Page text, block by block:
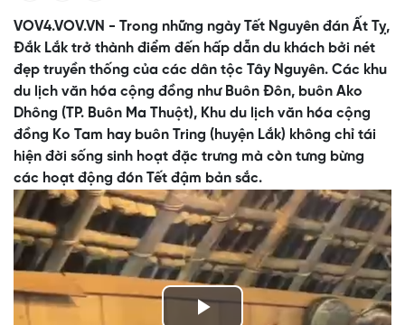
VOV4.VOV.VN - Trong những ngày Tết Nguyên đán Ất Tỵ,
Đắk Lắk trở thành điểm đến hấp dẫn du khách bởi nét
đẹp truyền thống của các dân tộc Tây Nguyên. Các khu
du lịch văn hóa cộng đồng như Buôn Đôn, buôn Ako
Dhông (TP. Buôn Ma Thuột), Khu du lịch văn hóa cộng
đồng Ko Tam hay buôn Tring (huyện Lắk) không chỉ tái
hiện đời sống sinh hoạt đặc trưng mà còn tưng bừng
các hoạt động đón Tết đậm bản sắc.